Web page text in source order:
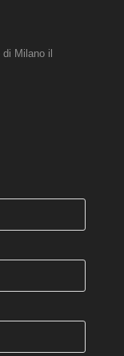
di Milano il